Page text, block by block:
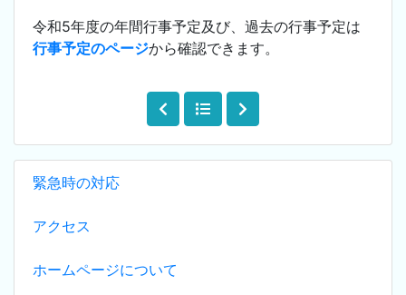
緊急時の対応
アクセス
ホームページについて
令和5年度の年間行事予定及び、過去の行事予定は
行事予定のページから確認できます。